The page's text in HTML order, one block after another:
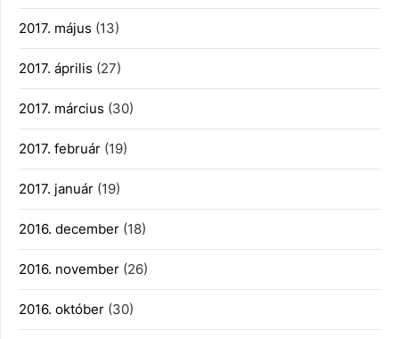
2017. május (13)
2017. április (27)
2017. március (30)
2017. február (19)
2017. január (19)
2016. december (18)
2016. november (26)
2016. október (30)